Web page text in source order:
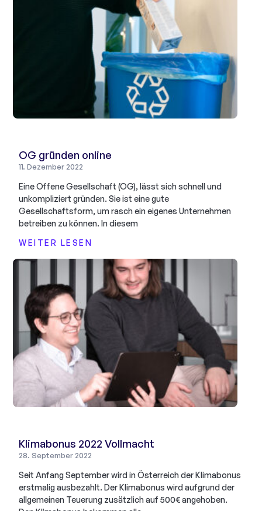
OG gründen online
11. Dezember 2022
Eine Offene Gesellschaft (OG), lässt sich schnell und
unkompliziert gründen. Sie ist eine gute
Gesellschaftsform, um rasch ein eigenes Unternehmen
betreiben zu können. In diesem
WEITER LESEN
Klimabonus 2022 Vollmacht
28. September 2022
Seit Anfang September wird in Österreich der Klimabonus
erstmalig ausbezahlt. Der Klimabonus wird aufgrund der
allgemeinen Teuerung zusätzlich auf 500€ angehoben.